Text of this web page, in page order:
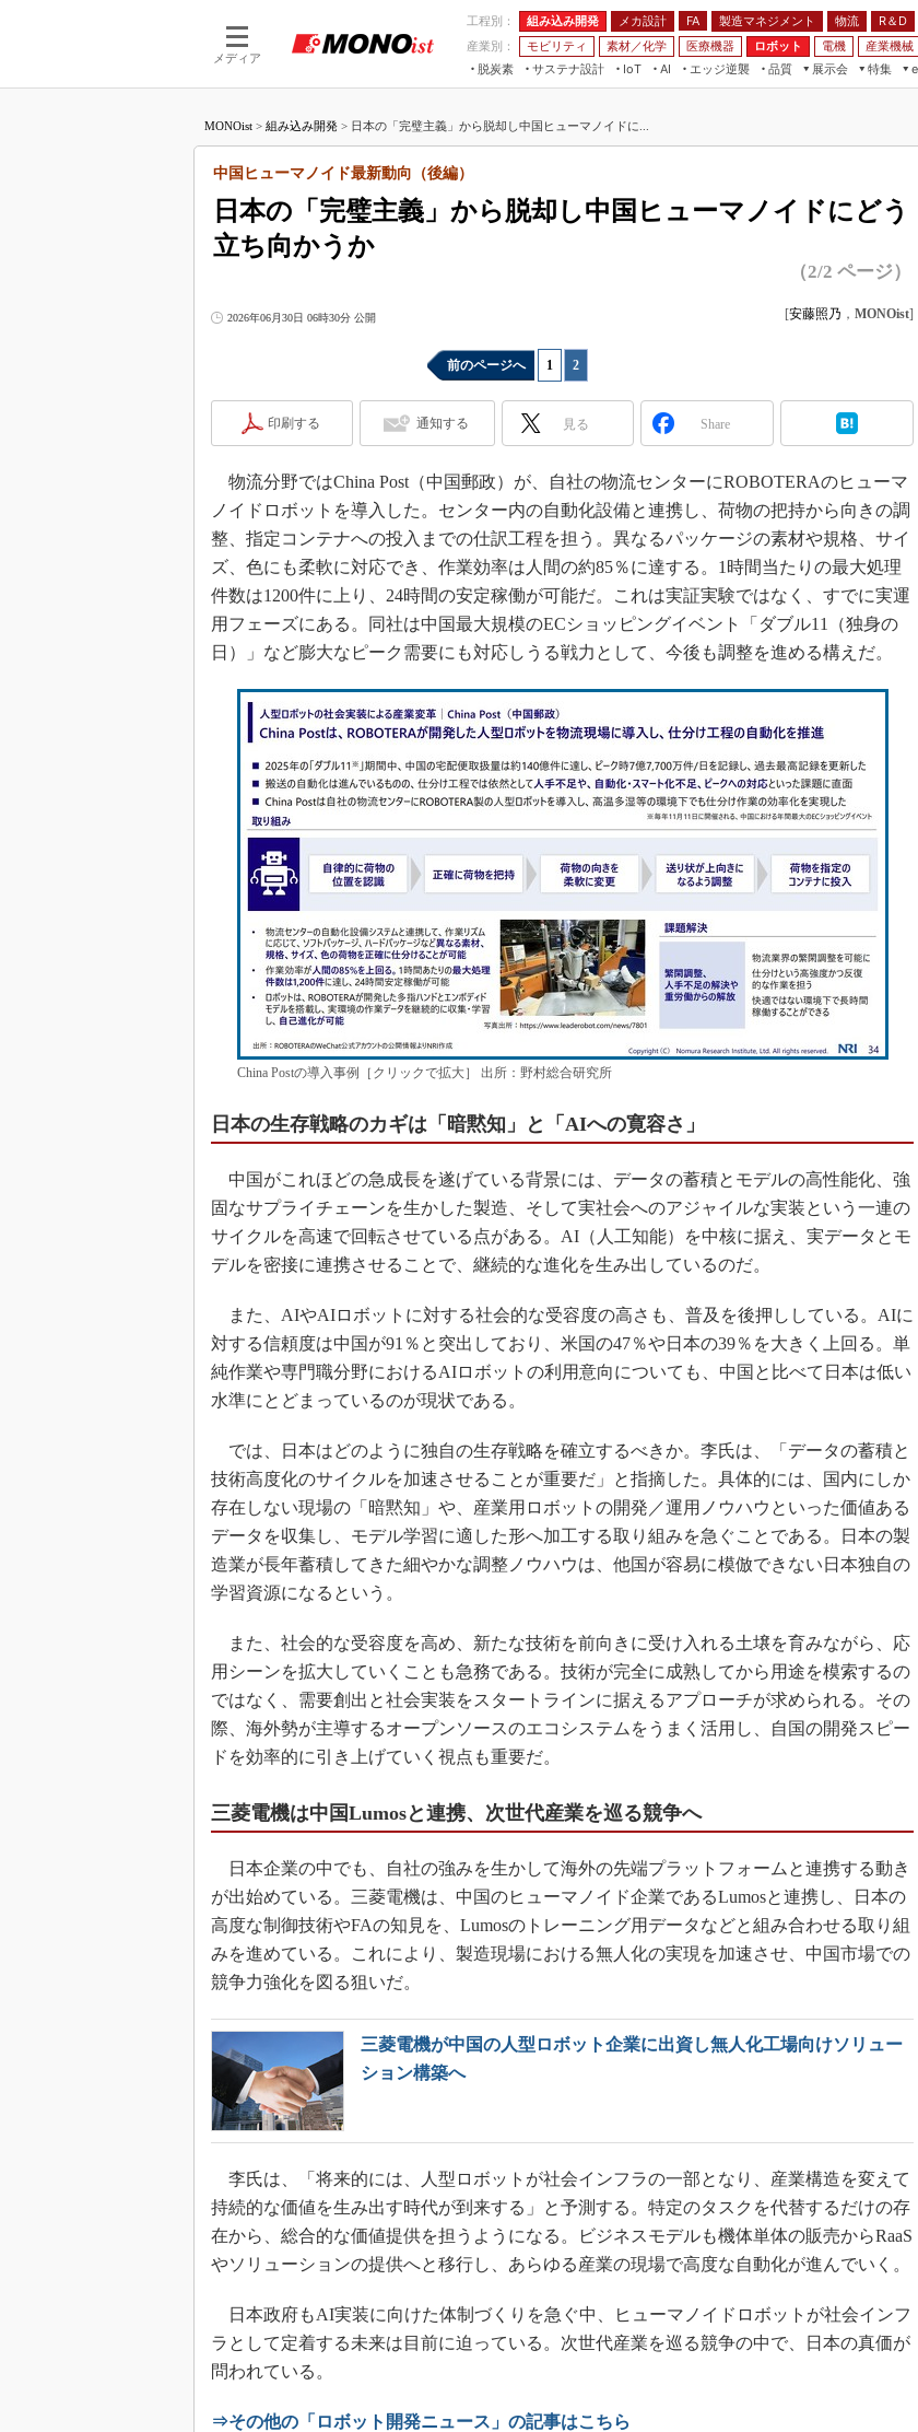
メディア
工程別： 組み込み開発 メカ設計 FA 製造マネジメント 物流 R＆D
産業別：
モビリティ 素材／化学 医療機器 ロボット 電機 産業機械
脱炭素
サステナ設計
IoT
つながる工場
つながるサービス
AI
AI×設備保全
Physical AI
エッジ逆襲 品質
展示会
JIMTOF
IIFES
日本ものづくりワールド
AUTOMOTIVE WORLD
産業オープンネット展
特集
つながるクルマ
ISO26262
デジタルツインとCAE
S＆OP
インダストリー4.0
イノベーション
製造業ビッグデータ
植物工場
知財マネジメント
海外生産
グローバル設計・開発
制御セキュリティ
MONOist > 組み込み開発 > 日本の「完璧主義」から脱却し中国ヒューマノイドに...
日本の「完璧主義」から脱却し中国ヒューマノイドにどう
立ち向かうか
中国ヒューマノイド最新動向（後編）
（2/2 ページ）
2026年06月30日 06時30分 公開 [安藤照乃 ， MONOist]
前のページへ 1 2
印刷する 通知する 見る Share
物流分野ではChina Post（中国郵政）が、自社の物流センターにROBOTERAのヒューマ
ノイドロボットを導入した。センター内の自動化設備と連携し、荷物の把持から向きの調
整、指定コンテナへの投入までの仕訳工程を担う。異なるパッケージの素材や規格、サイ
ズ、色にも柔軟に対応でき、作業効率は人間の約85％に達する。1時間当たりの最大処理
件数は1200件に上り、24時間の安定稼働が可能だ。これは実証実験ではなく、すでに実運
用フェーズにある。同社は中国最大規模のECショッピングイベント「ダブル11（独身の
日）」など膨大なピーク需要にも対応しうる戦力として、今後も調整を進める構えだ。
China Postの導入事例［クリックで拡大］ 出所：野村総合研究所
日本の生存戦略のカギは「暗黙知」と「AIへの寛容さ」
中国がこれほどの急成長を遂げている背景には、データの蓄積とモデルの高性能化、強
固なサプライチェーンを生かした製造、そして実社会へのアジャイルな実装という一連の
サイクルを高速で回転させている点がある。AI（人工知能）を中核に据え、実データとモ
デルを密接に連携させることで、継続的な進化を生み出しているのだ。
また、AIやAIロボットに対する社会的な受容度の高さも、普及を後押ししている。AIに
対する信頼度は中国が91％と突出しており、米国の47％や日本の39％を大きく上回る。単
純作業や専門職分野におけるAIロボットの利用意向についても、中国と比べて日本は低い
水準にとどまっているのが現状である。
では、日本はどのように独自の生存戦略を確立するべきか。李氏は、「データの蓄積と
技術高度化のサイクルを加速させることが重要だ」と指摘した。具体的には、国内にしか
存在しない現場の「暗黙知」や、産業用ロボットの開発／運用ノウハウといった価値ある
データを収集し、モデル学習に適した形へ加工する取り組みを急ぐことである。日本の製
造業が長年蓄積してきた細やかな調整ノウハウは、他国が容易に模倣できない日本独自の
学習資源になるという。
また、社会的な受容度を高め、新たな技術を前向きに受け入れる土壌を育みながら、応
用シーンを拡大していくことも急務である。技術が完全に成熟してから用途を模索するの
ではなく、需要創出と社会実装をスタートラインに据えるアプローチが求められる。その
際、海外勢が主導するオープンソースのエコシステムをうまく活用し、自国の開発スピー
ドを効率的に引き上げていく視点も重要だ。
三菱電機は中国Lumosと連携、次世代産業を巡る競争へ
日本企業の中でも、自社の強みを生かして海外の先端プラットフォームと連携する動き
が出始めている。三菱電機は、中国のヒューマノイド企業であるLumosと連携し、日本の
高度な制御技術やFAの知見を、Lumosのトレーニング用データなどと組み合わせる取り組
みを進めている。これにより、製造現場における無人化の実現を加速させ、中国市場での
競争力強化を図る狙いだ。
三菱電機が中国の人型ロボット企業に出資し無人化工場向けソリュー
ション構築へ
李氏は、「将来的には、人型ロボットが社会インフラの一部となり、産業構造を変えて
持続的な価値を生み出す時代が到来する」と予測する。特定のタスクを代替するだけの存
在から、総合的な価値提供を担うようになる。ビジネスモデルも機体単体の販売からRaaS
やソリューションの提供へと移行し、あらゆる産業の現場で高度な自動化が進んでいく。
日本政府もAI実装に向けた体制づくりを急ぐ中、ヒューマノイドロボットが社会インフ
ラとして定着する未来は目前に迫っている。次世代産業を巡る競争の中で、日本の真価が
問われている。
⇒その他の「ロボット開発ニュース」の記事はこちら